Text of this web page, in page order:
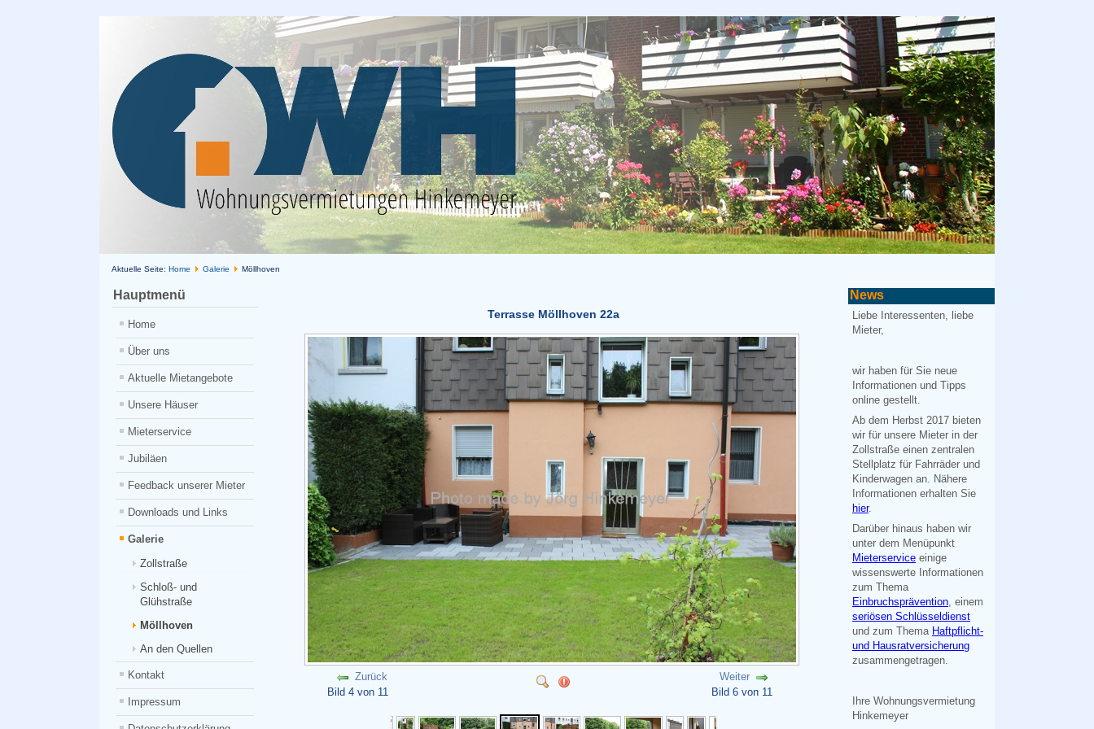
Aktuelle Seite: Home Galerie Möllhoven
Hauptmenü
Home
Über uns
Aktuelle Mietangebote
Unsere Häuser
Mieterservice
Jubiläen
Feedback unserer Mieter
Downloads und Links
Galerie
Zollstraße
Schloß- und
Glühstraße
Möllhoven
An den Quellen
Kontakt
Impressum
Terrasse Möllhoven 22a
Zurück
Bild 4 von 11
Weiter
Bild 6 von 11
News
Liebe Interessenten, liebe
Mieter,
wir haben für Sie neue
Informationen und Tipps
online gestellt.
Ab dem Herbst 2017 bieten
wir für unsere Mieter in der
Zollstraße einen zentralen
Stellplatz für Fahrräder und
Kinderwagen an. Nähere
Informationen erhalten Sie
hier.
Darüber hinaus haben wir
unter dem Menüpunkt
Mieterservice einige
wissenswerte Informationen
zum Thema
Einbruchsprävention, einem
seriösen Schlüsseldienst
und zum Thema Haftpflicht-
und Hausratversicherung
zusammengetragen.
Ihre Wohnungsvermietung
Hinkemeyer